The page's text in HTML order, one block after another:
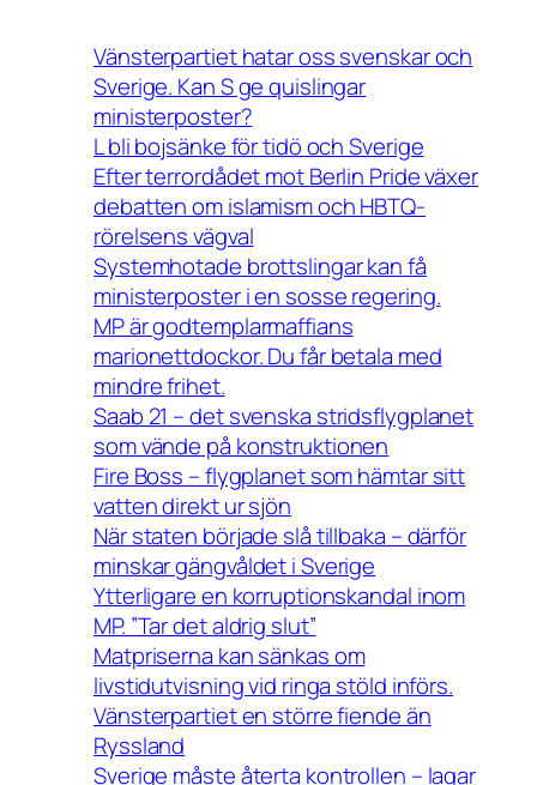
Vänsterpartiet hatar oss svenskar och
Sverige. Kan S ge quislingar
ministerposter?
L bli bojsänke för tidö och Sverige
Efter terrordådet mot Berlin Pride växer
debatten om islamism och HBTQ-
rörelsens vägval
Systemhotade brottslingar kan få
ministerposter i en sosse regering.
MP är godtemplarmaffians
marionettdockor. Du får betala med
mindre frihet.
Saab 21 – det svenska stridsflygplanet
som vände på konstruktionen
Fire Boss – flygplanet som hämtar sitt
vatten direkt ur sjön
När staten började slå tillbaka – därför
minskar gängvåldet i Sverige
Ytterligare en korruptionskandal inom
MP. ”Tar det aldrig slut”
Matpriserna kan sänkas om
livstidutvisning vid ringa stöld införs.
Vänsterpartiet en större fiende än
Ryssland
Sverige måste återta kontrollen – lagar